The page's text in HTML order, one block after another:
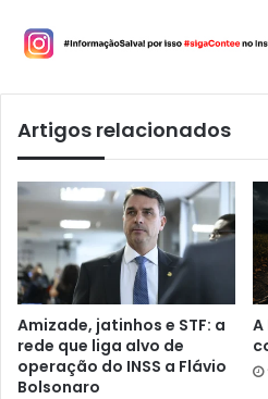
Artigos relacionados
Amizade, jatinhos e STF: a
rede que liga alvo de
operação do INSS a Flávio
Bolsonaro
A